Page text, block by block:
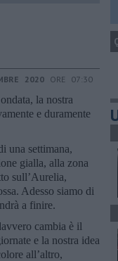
2020 ORE 07:30
la nostra
e duramente
una settimana,
gialla, alla zona
sull’Aurelia,
Adesso siamo di
a finire.
cambia è il
e la nostra idea
all’altro,